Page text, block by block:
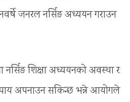
जनरल नर्सिङ अध्ययन गराउन
शिक्षा अध्ययनको अवस्था र
अपनाउन सकिन्छ भन्ने आयोगले